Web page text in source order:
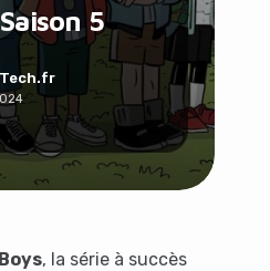
5
, la série à succès
Productivité